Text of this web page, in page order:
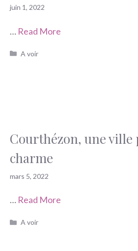
juin 1, 2022
… Read More
Catégories
A voir
Courthézon, une ville
charme
mars 5, 2022
… Read More
Catégories
A voir